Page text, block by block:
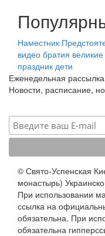
Наместник
видео братия
праздник дети
Еженедельная
Новости, расписание,
© Свято-Успенская
монастырь)
При использовании
ссылка на
обязательна. При
обязательна